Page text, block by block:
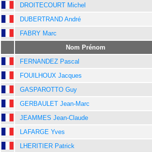
DROITECOURT Michel
DUBERTRAND André
FABRY Marc
Nom Prénom
FERNANDEZ Pascal
FOUILHOUX Jacques
GASPAROTTO Guy
GERBAULET Jean-Marc
JEAMMES Jean-Claude
LAFARGE Yves
LHERITIER Patrick